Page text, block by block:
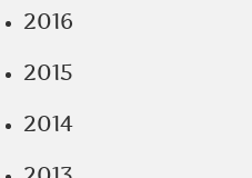
2016
2015
2014